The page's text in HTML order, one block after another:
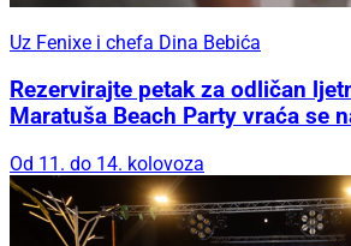
Uz Fenixe i chefa Dina Bebića
Rezervirajte petak za odličan
Maratuša Beach Party vraća se
Od 11. do 14. kolovoza